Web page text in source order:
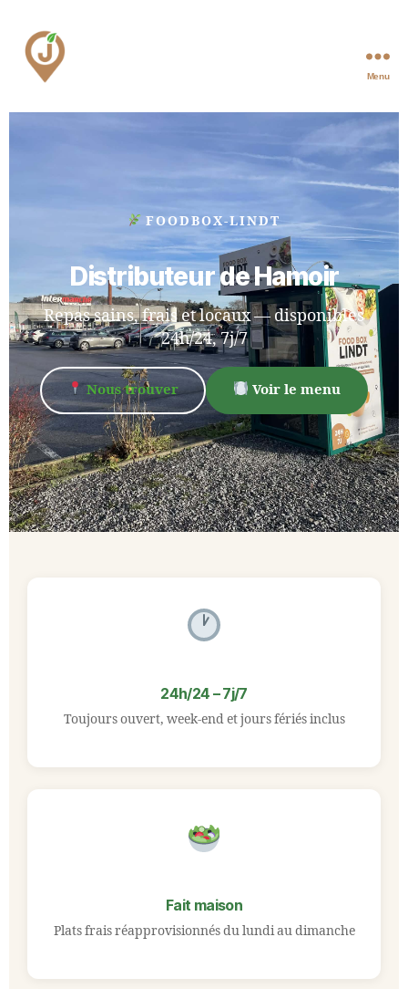
Menu
FOODBOX-LINDT
Distributeur de Hamoir
Repas sains, frais et locaux — disponibles
24h/24, 7j/7
Nous trouver Voir le menu
24h/24 – 7j/7
Toujours ouvert, week-end et jours fériés inclus
Fait maison
Plats frais réapprovisionnés du lundi au dimanche